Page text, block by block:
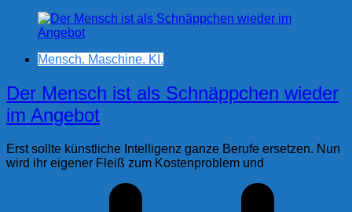
Mensch. Maschine. KI.
Der Mensch ist als Schnäppchen wieder
im Angebot
Erst sollte künstliche Intelligenz ganze Berufe ersetzen. Nun
wird ihr eigener Fleiß zum Kostenproblem und